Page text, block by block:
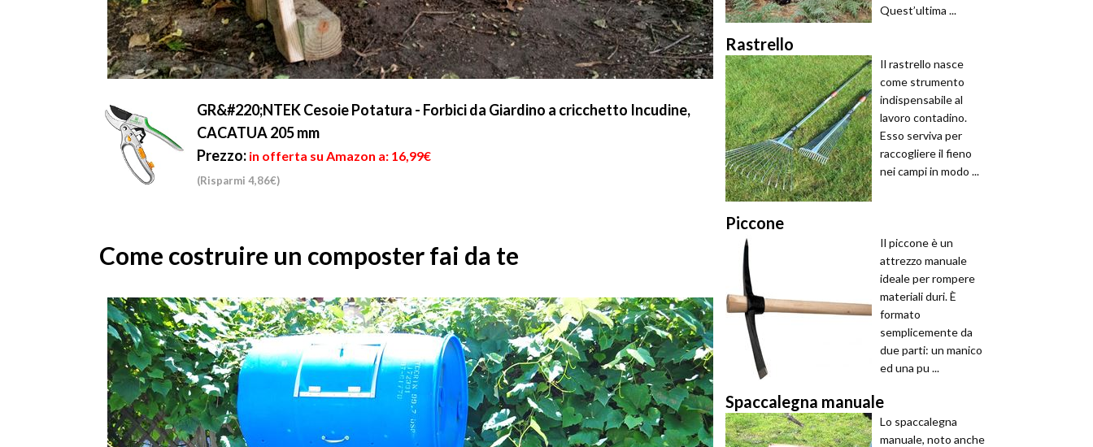
GR&#220;NTEK Cesoie Potatura - Forbici da Giardino a cricchetto Incudine,
CACATUA 205 mm
Prezzo: in offerta su Amazon a: 16,99€
(Risparmi 4,86€)
Come costruire un composter fai da te
Quest’ultima ...
Rastrello
Il rastrello nasce
come strumento
indispensabile al
lavoro contadino.
Esso serviva per
raccogliere il fieno
nei campi in modo ...
Piccone
Il piccone è un
attrezzo manuale
ideale per rompere
materiali duri. È
formato
semplicemente da
due parti: un manico
ed una pu ...
Spaccalegna manuale
Lo spaccalegna
manuale, noto anche